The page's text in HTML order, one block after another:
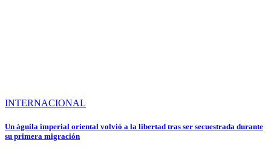
INTERNACIONAL
Un águila imperial oriental volvió a la libertad tras ser secuestrada durante
su primera migración